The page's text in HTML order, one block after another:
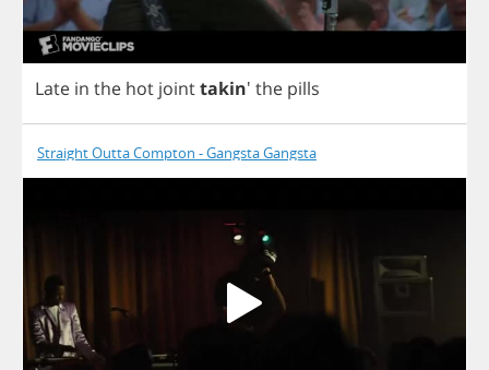
Late in the hot jointtakin' the pills
Straight Outta Compton - Gangsta Gangsta